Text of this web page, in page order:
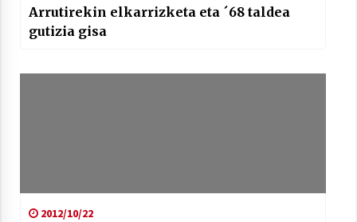
Arrutirekin elkarrizketa eta ´68 taldea
gutizia gisa
2012/10/22